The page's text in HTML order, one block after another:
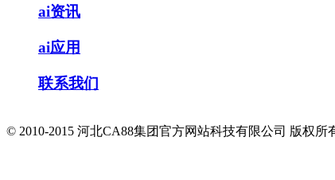
ai资讯
ai应用
联系我们
© 2010-2015 河北CA88集团官方网站科技有限公司 版权所